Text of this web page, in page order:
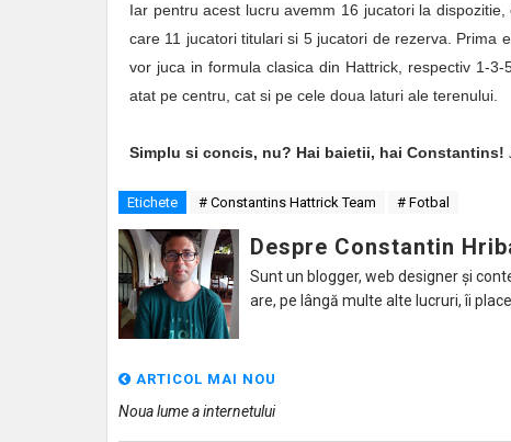
Iar pentru acest lucru avemm 16 jucatori la
care 11 jucatori titulari si 5 jucatori de rezerva. Prima
vor juca in formula clasica din Hattrick, respectiv 1-
atat pe centru, cat si pe cele doua laturi ale terenului.
Simplu si concis, nu? Hai baietii, hai Constantins!
Etichete # Constantins Hattrick Team # Fotbal
Despre Constantin
Sunt un blogger, web designer și
are, pe lângă multe alte lucruri, îi place
ARTICOL MAI NOU
Noua lume a internetului